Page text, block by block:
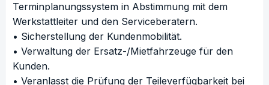
Terminplanungssystem in Abstimmung mit dem
Werkstattleiter und den Serviceberatern.
• Sicherstellung der Kundenmobilität.
• Verwaltung der Ersatz-/Mietfahrzeuge für den
Kunden.
• Veranlasst die Prüfung der Teileverfügbarkeit bei